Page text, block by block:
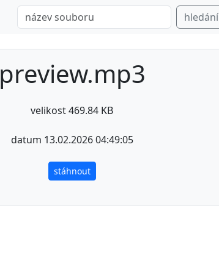
hledání
preview.mp3
velikost 469.84 KB
datum 13.02.2026 04:49:05
stáhnout